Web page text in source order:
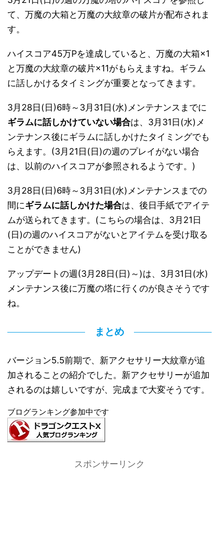
て、万魔の大箱と万魔の大紋章の破片が配布されま
す。
ハイスコア45万Pを達成していると、万魔の大箱×1
と万魔の大紋章の破片×11がもらえますね。ギラム
に話しかけるタイミングが重要となってきます。
3月28日(日)6時～3月31日(水)メンテナンスまでに
ギラムに話しかけていない場合は、3月31日(水)メ
ンテナンス後にギラムに話しかけたタイミングでも
らえます。(3月21日(日)の週のプレイがない場合
は、以前のハイスコアが参照されるようです。)
3月28日(日)6時～3月31日(水)メンテナンスまでの
間にギラムに話しかけた場合は、後日手紙でアイテ
ムが送られてきます。(こちらの場合は、3月21日
(日)の週のハイスコアがないとアイテムを受け取る
ことができません)
アップデートの週(3月28日(日)～)は、3月31日(水)
メンテナンス後に万魔の塔に行くのが良さそうです
ね。
まとめ
バージョン5.5前期で、新アクセサリー大紋章が追
加されることの紹介でした。新アクセサリーが追加
されるのは嬉しいですが、完成まで大変そうです。
ブログランキング参加中です
スポンサーリンク